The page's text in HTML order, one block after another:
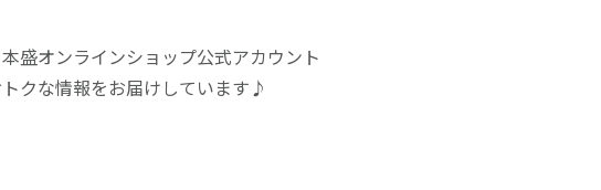
盛オンラインショップ公式アカウント
クな情報をお届けしています♪